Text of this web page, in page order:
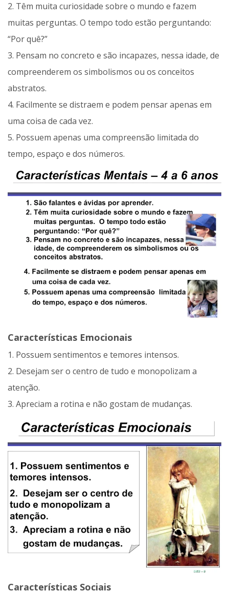
2. Têm muita curiosidade sobre o mundo e fazem
muitas perguntas. O tempo todo estão perguntando:
“Por quê?”
3. Pensam no concreto e são incapazes, nessa idade, de
compreenderem os simbolismos ou os conceitos
abstratos.
4. Facilmente se distraem e podem pensar apenas em
uma coisa de cada vez.
5. Possuem apenas uma compreensão limitada do
tempo, espaço e dos números.
Características Emocionais
1. Possuem sentimentos e temores intensos.
2. Desejam ser o centro de tudo e monopolizam a
atenção.
3. Apreciam a rotina e não gostam de mudanças.
Características Sociais